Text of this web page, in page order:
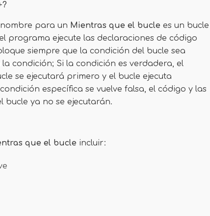
para un Mientras que el bucle es un bucle
programa ejecute las declaraciones de código
siempre que la condición del bucle sea
condición; Si la condición es verdadera, el
se ejecutará primero y el bucle ejecuta
específica se vuelve falsa, el código y las
ya no se ejecutarán.
que el bucle incluir: